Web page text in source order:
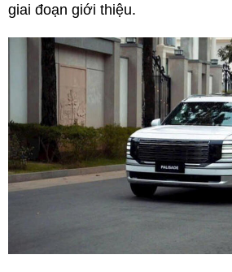
giai đoạn giới thiệu.